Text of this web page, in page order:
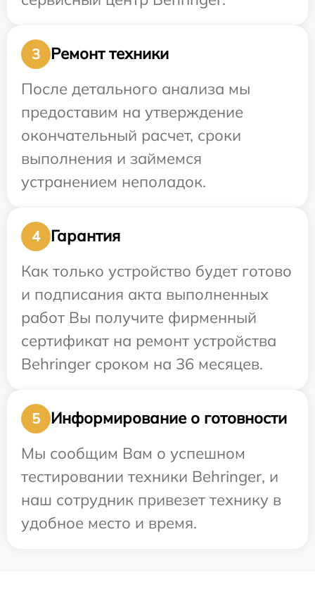
3
Ремонт техники
После детального анализа мы
предоставим на утверждение
окончательный расчет, сроки
выполнения и займемся
устранением неполадок.
4
Гарантия
Как только устройство будет готово
и подписания акта выполненных
работ Вы получите фирменный
сертификат на ремонт устройства
Behringer сроком на 36 месяцев.
5
Информирование о готовности
Мы сообщим Вам о успешном
тестировании техники Behringer, и
наш сотрудник привезет технику в
удобное место и время.